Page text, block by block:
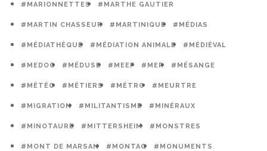
#MARIONNETTES #MARTHE GAUTIER
#MARTIN CHASSEUR #MARTINIQUE #MÉDIAS
#MÉDIATHÈQUE #MÉDIATION ANIMALE #MÉDIÉVAL
#MEDOC #MÉDUSE #MEEF #MER #MÉSANGE
#MÉTÉO #MÉTIERS #MÉTRO #MEURTRE
#MIGRATION #MILITANTISME #MINÉRAUX
#MINOTAURE #MITTERSHEIM #MONSTRES
#MONT DE MARSAN #MONTAG #MONUMENTS